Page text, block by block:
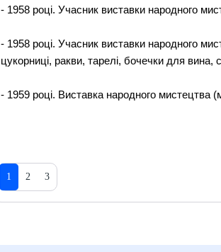
- 1958 році. Учасник виставки народного
- 1958 році. Учасник виставки народного
цукорниці, ракви, тарелі, бочечки для вина,
- 1959 році. Виставка народного мистецтва
1 2 3